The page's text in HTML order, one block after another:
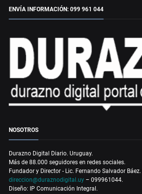
ENVÍA INFORMACIÓN: 099 961 044
NOSOTROS
Durazno Digital Diario. Uruguay.
Más de 88.000 seguidores en redes sociales.
Fundador y Director - Lic. Fernando Salvador
direccion@duraznodigital.uy – 099961044.
Diseño: IP Comunicación Integral.